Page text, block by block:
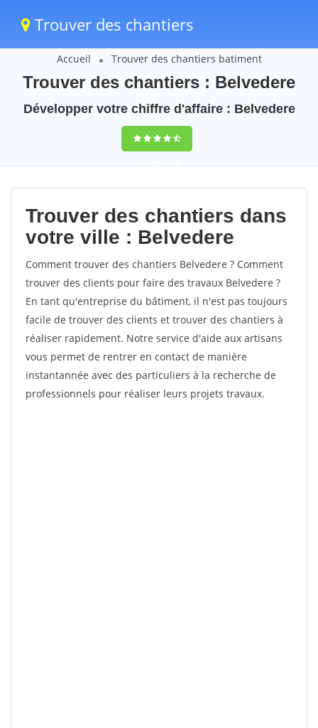
Trouver des chantiers
Accueil Trouver des chantiers batiment
Trouver des chantiers : Belvedere
Développer votre chiffre d'affaire : Belvedere
9,5(100%)39
votes
Trouver des chantiers dans
votre ville : Belvedere
Comment trouver des chantiers Belvedere ? Comment
trouver des clients pour faire des travaux Belvedere ?
En tant qu'entreprise du bâtiment, il n'est pas toujours
facile de trouver des clients et trouver des chantiers à
réaliser rapidement. Notre service d'aide aux artisans
vous permet de rentrer en contact de manière
instantannée avec des particuliers à la recherche de
professionnels pour réaliser leurs projets travaux.